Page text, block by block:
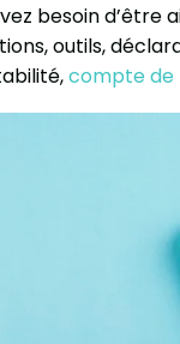
besoin d’être
outils,
compte de